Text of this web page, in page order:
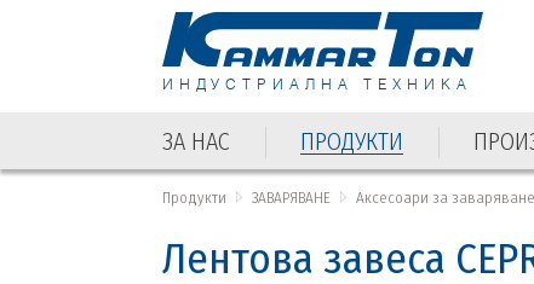
ИНДУСТРИАЛНА ТЕХНИКА
ЗА НАС ПРОДУКТИ
ЗА НАС ПРОДУКТИ
Продукти ЗАВАРЯВАНЕ Аксесоари за заваряване
Лентова завеса